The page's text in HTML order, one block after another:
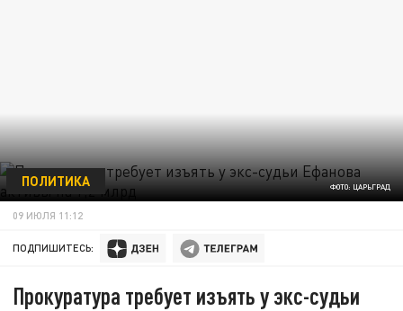
ФОТО: ЦАРЬГРАД
ПОЛИТИКА
09 ИЮЛЯ 11:12
ПОДПИШИТЕСЬ:
Прокуратура требует изъять у экс-судьи